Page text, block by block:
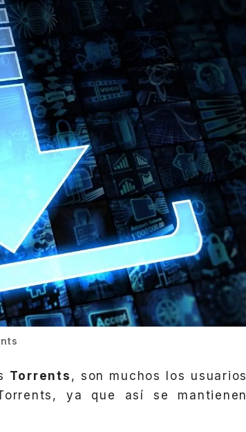
Torrents , son muchos los usuarios
ya que así se mantienen